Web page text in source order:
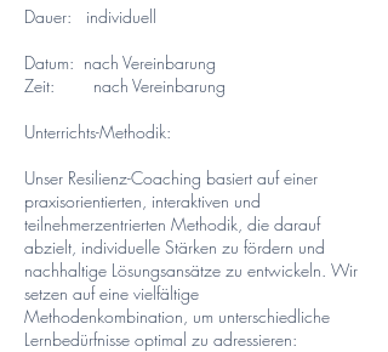
Dauer: individuell
Datum: nach Vereinbarung
Zeit: nach Vereinbarung
Unterrichts-Methodik:
Unser Resilienz-Coaching basiert auf einer
praxisorientierten, interaktiven und
teilnehmerzentrierten Methodik, die darauf
abzielt, individuelle Stärken zu fördern und
nachhaltige Lösungsansätze zu entwickeln. Wir
setzen auf eine vielfältige
Methodenkombination, um unterschiedliche
Lernbedürfnisse optimal zu adressieren: